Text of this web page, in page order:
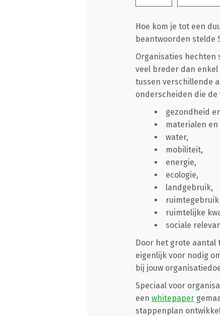
Hoe kom je tot een
beantwoorden stelde
Organisaties hechten
veel breder dan enkel
tussen verschillende
onderscheiden die
gezondheid
materialen en
water,
mobiliteit,
energie,
ecologie,
landgebruik,
ruimtelijke
sociale
Door het grote aantal
eigenlijk voor nodig
bij jouw
Speciaal voor
een whitepaper
stappenplan